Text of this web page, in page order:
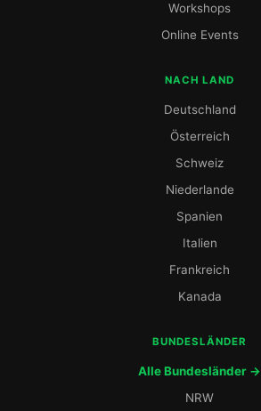
Workshops
Online Events
NACH LAND
Deutschland
Österreich
Schweiz
Niederlande
Spanien
Italien
Frankreich
Kanada
BUNDESLÄNDER
Alle Bundesländer →
NRW